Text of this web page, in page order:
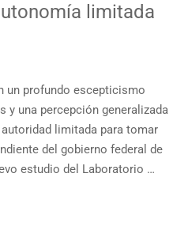
limitada
un profundo escepticismo
y una percepción generalizada
limitada para tomar
del gobierno federal de
estudio del Laboratorio …